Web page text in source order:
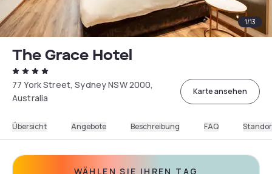
1/13
The Grace Hotel
77 York Street, Sydney NSW 2000,
Australia
Karte ansehen
Übersicht Angebote Beschreibung FAQ
WÄHLEN SIE IHREN TAG